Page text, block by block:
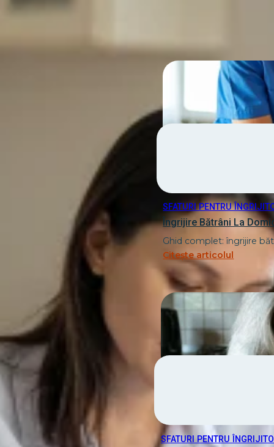
și cum aplic Atunci când o persoană dragă își....
SFATURI PENTRU
Îngrijire Bătrâni La
Ghid complet: îngrijire
Citește articolul
SFATURI PENTRU